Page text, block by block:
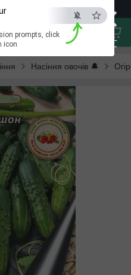
×
ESC
prompts, click
icon
Насіння овочів 🔔